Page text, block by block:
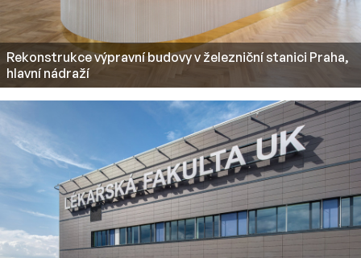
Rekonstrukce výpravní budovy v železniční stanici Praha,
hlavní nádraží